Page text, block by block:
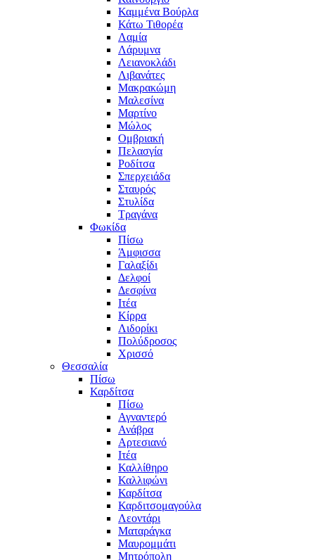
Καμμένα Βούρλα
Κάτω Τιθορέα
Λαμία
Λάρυμνα
Λειανοκλάδι
Λιβανάτες
Μακρακώμη
Μαλεσίνα
Μαρτίνο
Μώλος
Ομβριακή
Πελασγία
Ροδίτσα
Σπερχειάδα
Σταυρός
Στυλίδα
Τραγάνα
Φωκίδα
Πίσω
Άμφισσα
Γαλαξίδι
Δελφοί
Δεσφίνα
Ιτέα
Κίρρα
Λιδορίκι
Πολύδροσος
Χρισσό
Θεσσαλία
Πίσω
Καρδίτσα
Πίσω
Αγναντερό
Ανάβρα
Αρτεσιανό
Ιτέα
Καλλίθηρο
Καλλιφώνι
Καρδίτσα
Καρδιτσομαγούλα
Λεοντάρι
Ματαράγκα
Μαυρομμάτι
Μητρόπολη